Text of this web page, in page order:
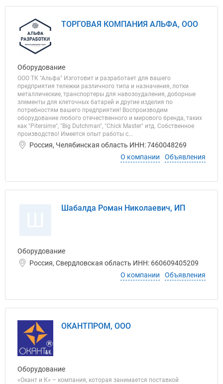
ТОРГОВАЯ КОМПАНИЯ АЛЬФА, ООО
Оборудование
ООО ТК "Альфа" Изготовит и разработает для вашего
предприятия тележки различного типа и назначения, лотки
металлические, транспортеры для навозоудаления, доборные
элементы для клеточных батарей и другие изделия по
потребностям вашего предприятия! Воспроизводим
оборудование любого отечественного и мирового бренда, таких
как "Pitersime", "Big Dutchman", "Chick Master" итд. Собственное
производство! Имеется опыт работы с...
Россия, Челябинская область ИНН: 7460048269
О компании
Объявления
Шабалда Роман Николаевич, ИП
Оборудование
Россия, Свердловская область ИНН: 660609405209
О компании
Объявления
ОКАНТПРОМ, ООО
Оборудование
«Окант и К» – компания, которая занимается поставкой